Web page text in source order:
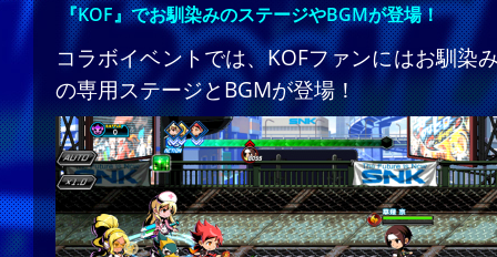
『KOF』でお馴染みのステージやBGMが登場！
コラボイベントでは、KOFファンにはお馴染
の専用ステージとBGMが登場！